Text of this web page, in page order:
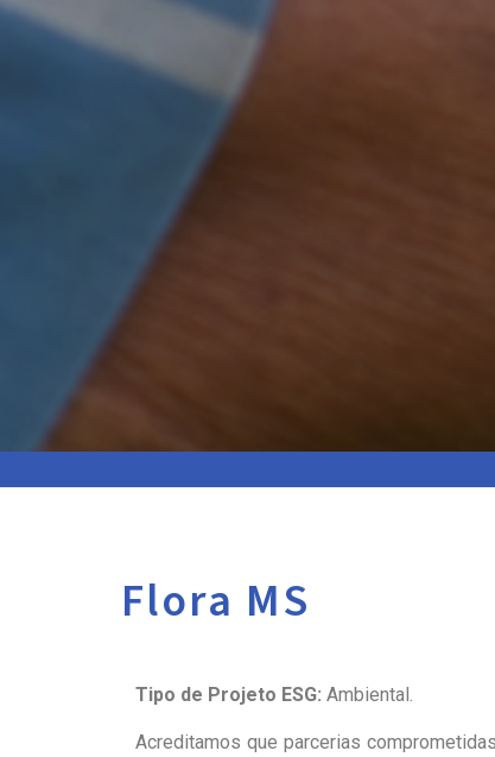
Flora MS
Tipo de Projeto ESG: Ambiental.
Acreditamos que parcerias